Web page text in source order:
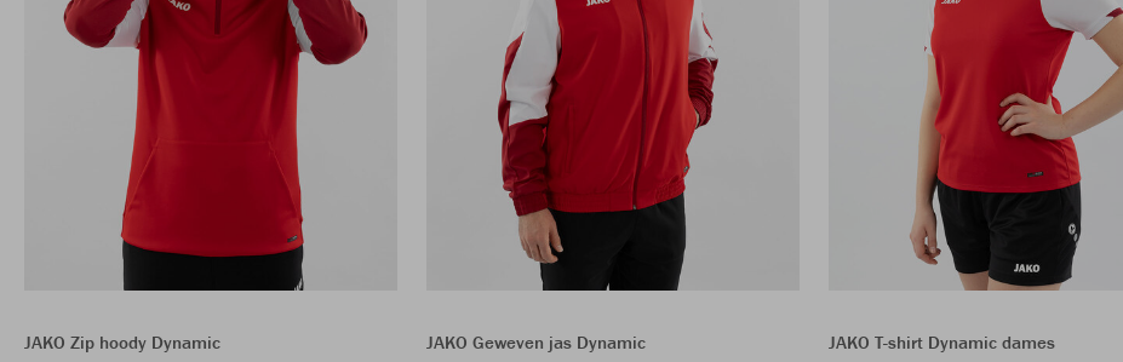
JAKO Zip hoody Dynamic
JAKO Geweven jas Dynamic
JAKO T-shirt Dynamic dames